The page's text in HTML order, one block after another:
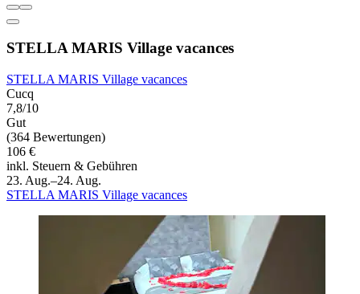
STELLA MARIS Village vacances
STELLA MARIS Village vacances
Cucq
7,8/10
Gut
(364 Bewertungen)
106 €
inkl. Steuern & Gebühren
23. Aug.–24. Aug.
STELLA MARIS Village vacances